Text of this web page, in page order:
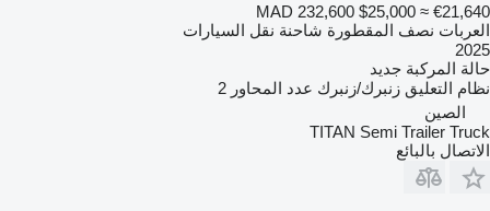
MAD 232,600 $25,000 ≈ €21,640
العربات نصف المقطورة شاحنة نقل السيارات
2025
حالة المركبة جديد
نظام التعليق زنبرك/زنبرك عدد المحاور 2
الصين
TITAN Semi Trailer Truck
الاتصال بالبائع